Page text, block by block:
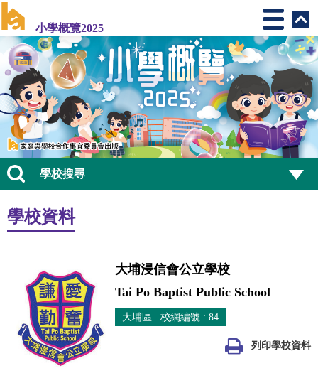
小學概覽2025
學校搜尋
學校資料
大埔浸信會公立學校
Tai Po Baptist Public School
大埔區 校網編號 : 84
列印學校資料